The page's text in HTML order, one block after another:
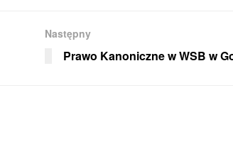
Następny
Prawo Kanoniczne w WSB w